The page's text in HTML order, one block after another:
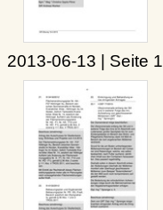
2013-06-13 | Seite 1